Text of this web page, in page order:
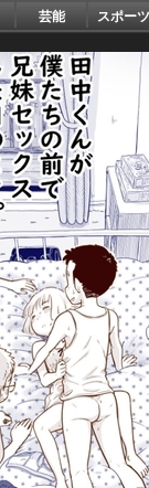
芸能 スポーツ